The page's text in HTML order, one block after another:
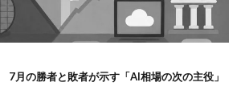
月の勝者と敗者が示す「AI相場の次の主役」